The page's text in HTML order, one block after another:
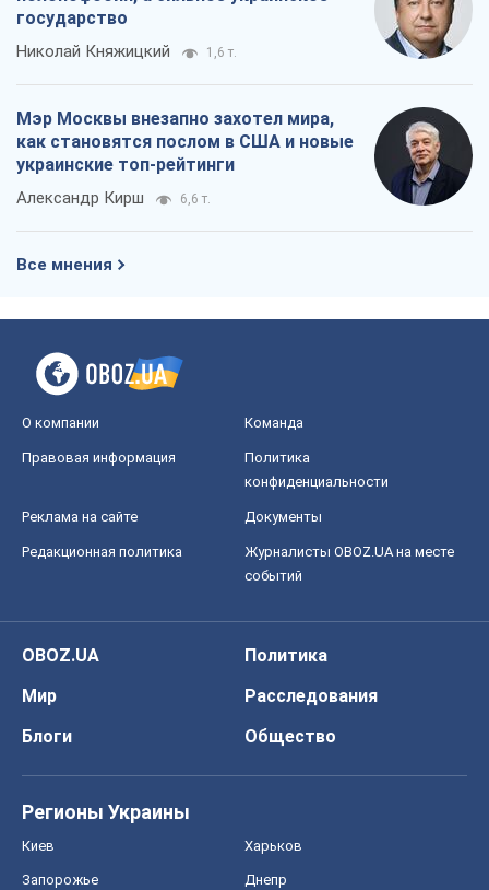
государство
Николай Княжицкий 1,6 т.
Мэр Москвы внезапно захотел мира,
как становятся послом в США и новые
украинские топ-рейтинги
Александр Кирш 6,6 т.
Все мнения
О компании Команда
Правовая информация
Политика
конфиденциальности
Реклама на сайте Документы
Редакционная политика
Журналисты OBOZ.UA на месте
событий
OBOZ.UA
Политика
Мир
Расследования
Блоги
Общество
Регионы Украины
Киев Харьков
Запорожье Днепр